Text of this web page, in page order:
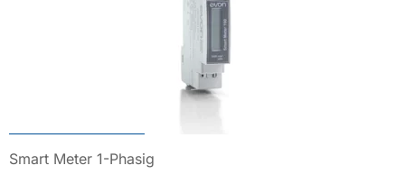
Smart Meter 1-Phasig